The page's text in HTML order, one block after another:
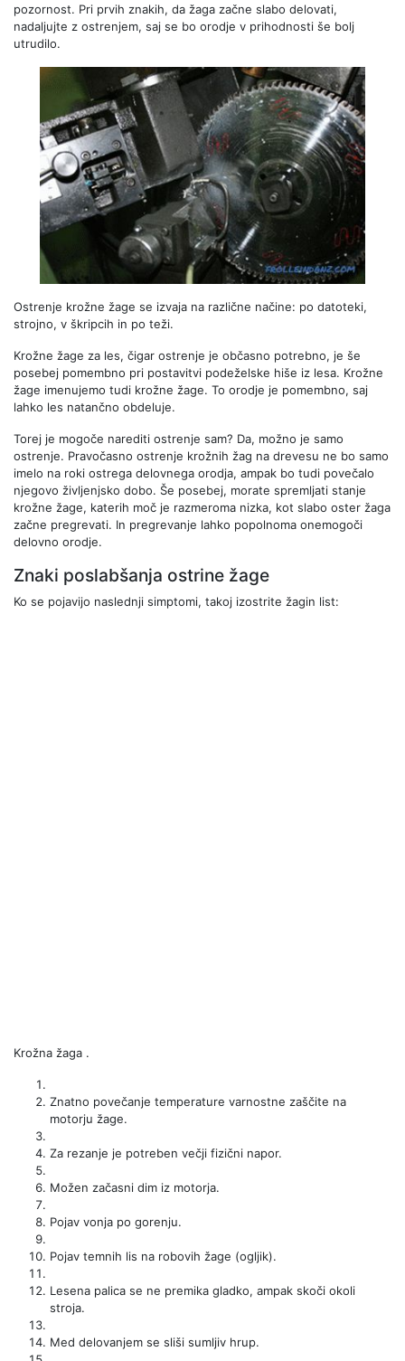
pozornost. Pri prvih znakih, da žaga začne slabo delovati,
nadaljujte z ostrenjem, saj se bo orodje v prihodnosti še bolj
utrudilo.
Ostrenje krožne žage se izvaja na različne načine: po datoteki,
strojno, v škripcih in po teži.
Krožne žage za les, čigar ostrenje je občasno potrebno, je še
posebej pomembno pri postavitvi podeželske hiše iz lesa. Krožne
žage imenujemo tudi krožne žage. To orodje je pomembno, saj
lahko les natančno obdeluje.
Torej je mogoče narediti ostrenje sam? Da, možno je samo
ostrenje. Pravočasno ostrenje krožnih žag na drevesu ne bo samo
imelo na roki ostrega delovnega orodja, ampak bo tudi povečalo
njegovo življenjsko dobo. Še posebej, morate spremljati stanje
krožne žage, katerih moč je razmeroma nizka, kot slabo oster žaga
začne pregrevati. In pregrevanje lahko popolnoma onemogoči
delovno orodje.
Znaki poslabšanja ostrine žage
Ko se pojavijo naslednji simptomi, takoj izostrite žagin list:
Krožna žaga .
Znatno povečanje temperature varnostne zaščite na
motorju žage.
Za rezanje je potreben večji fizični napor.
Možen začasni dim iz motorja.
Pojav vonja po gorenju.
Pojav temnih lis na robovih žage (ogljik).
Lesena palica se ne premika gladko, ampak skoči okoli
stroja.
Med delovanjem se sliši sumljiv hrup.